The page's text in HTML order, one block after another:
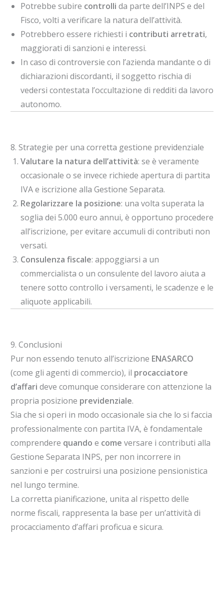
Potrebbe subire controlli da parte dell’INPS e del
Fisco, volti a verificare la natura dell’attività.
Potrebbero essere richiesti i contributi arretrati,
maggiorati di sanzioni e interessi.
In caso di controversie con l’azienda mandante o di
dichiarazioni discordanti, il soggetto rischia di
vedersi contestata l’occultazione di redditi da lavoro
autonomo.
8. Strategie per una corretta gestione previdenziale
Valutare la natura dell’attività: se è veramente
occasionale o se invece richiede apertura di partita
IVA e iscrizione alla Gestione Separata.
Regolarizzare la posizione: una volta superata la
soglia dei 5.000 euro annui, è opportuno procedere
all’iscrizione, per evitare accumuli di contributi non
versati.
Consulenza fiscale: appoggiarsi a un
commercialista o un consulente del lavoro aiuta a
tenere sotto controllo i versamenti, le scadenze e le
aliquote applicabili.
9. Conclusioni
Pur non essendo tenuto all’iscrizione ENASARCO
(come gli agenti di commercio), il procacciatore
d’affari deve comunque considerare con attenzione la
propria posizione previdenziale.
Sia che si operi in modo occasionale sia che lo si faccia
professionalmente con partita IVA, è fondamentale
comprendere quando e come versare i contributi alla
Gestione Separata INPS, per non incorrere in
sanzioni e per costruirsi una posizione pensionistica
nel lungo termine.
La corretta pianificazione, unita al rispetto delle
norme fiscali, rappresenta la base per un’attività di
procacciamento d’affari proficua e sicura.